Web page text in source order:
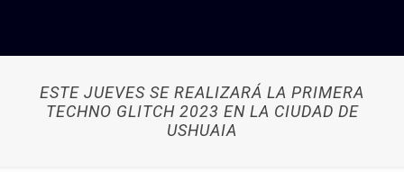
ESTE JUEVES SE REALIZARÁ LA PRIMERA
TECHNO GLITCH 2023 EN LA CIUDAD DE
USHUAIA